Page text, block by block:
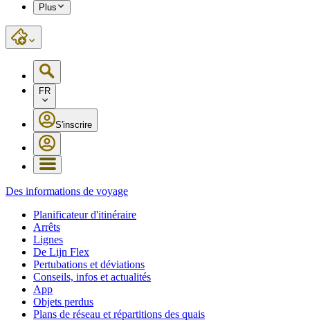
Plus
FR
S'inscrire
Des informations de voyage
Planificateur d'itinéraire
Arrêts
Lignes
De Lijn Flex
Pertubations et déviations
Conseils, infos et actualités
App
Objets perdus
Plans de réseau et répartitions des quais